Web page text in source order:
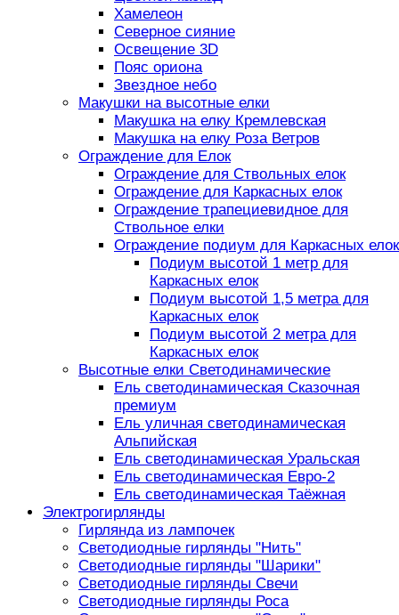
Хамелеон
Северное сияние
Освещение 3D
Пояс ориона
Звездное небо
Макушки на высотные елки
Макушка на елку Кремлевская
Макушка на елку Роза Ветров
Ограждение для Елок
Ограждение для Ствольных елок
Ограждение для Каркасных елок
Ограждение трапециевидное для
Ствольное елки
Ограждение подиум для Каркасных елок
Подиум высотой 1 метр для
Каркасных елок
Подиум высотой 1,5 метра для
Каркасных елок
Подиум высотой 2 метра для
Каркасных елок
Высотные елки Светодинамические
Ель светодинамическая Сказочная
премиум
Ель уличная светодинамическая
Альпийская
Ель светодинамическая Уральская
Ель светодинамическая Евро-2
Ель светодинамическая Таёжная
Электрогирлянды
Гирлянда из лампочек
Светодиодные гирлянды "Нить"
Светодиодные гирлянды "Шарики"
Светодиодные гирлянды Свечи
Светодиодные гирлянды Роса